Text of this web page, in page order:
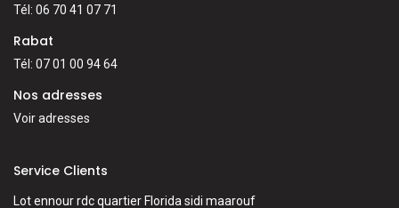
Tél: 06 70 41 07 71
Rabat
Tél: 07 01 00 94 64
Nos adresses
Voir adresses
Service Clients
Lot ennour rdc quartier Florida sidi maarouf